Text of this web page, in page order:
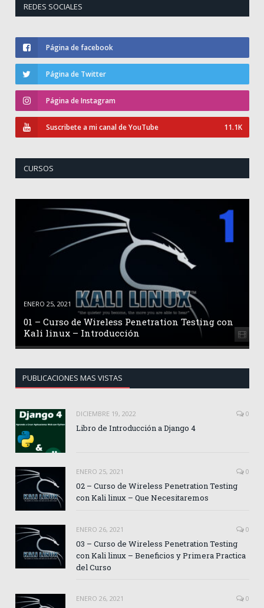
REDES SOCIALES
Página de facebook
Página de Twitter
Página de Instagram
Suscribete a mi canal de YouTube 11.1K
CURSOS
ENERO 25, 2021
01 – Curso de Wireless Penetration Testing con
Kali linux – Introducción
PUBLICACIONES MAS VISTAS
DICIEMBRE 19, 2022 0
Libro de Introducción a Django 4
ENERO 25, 2021 0
02 – Curso de Wireless Penetration Testing
con Kali linux – Que Necesitaremos
ENERO 26, 2021 0
03 – Curso de Wireless Penetration Testing
con Kali linux – Beneficios y Primera Practica
del Curso
ENERO 26, 2021 0